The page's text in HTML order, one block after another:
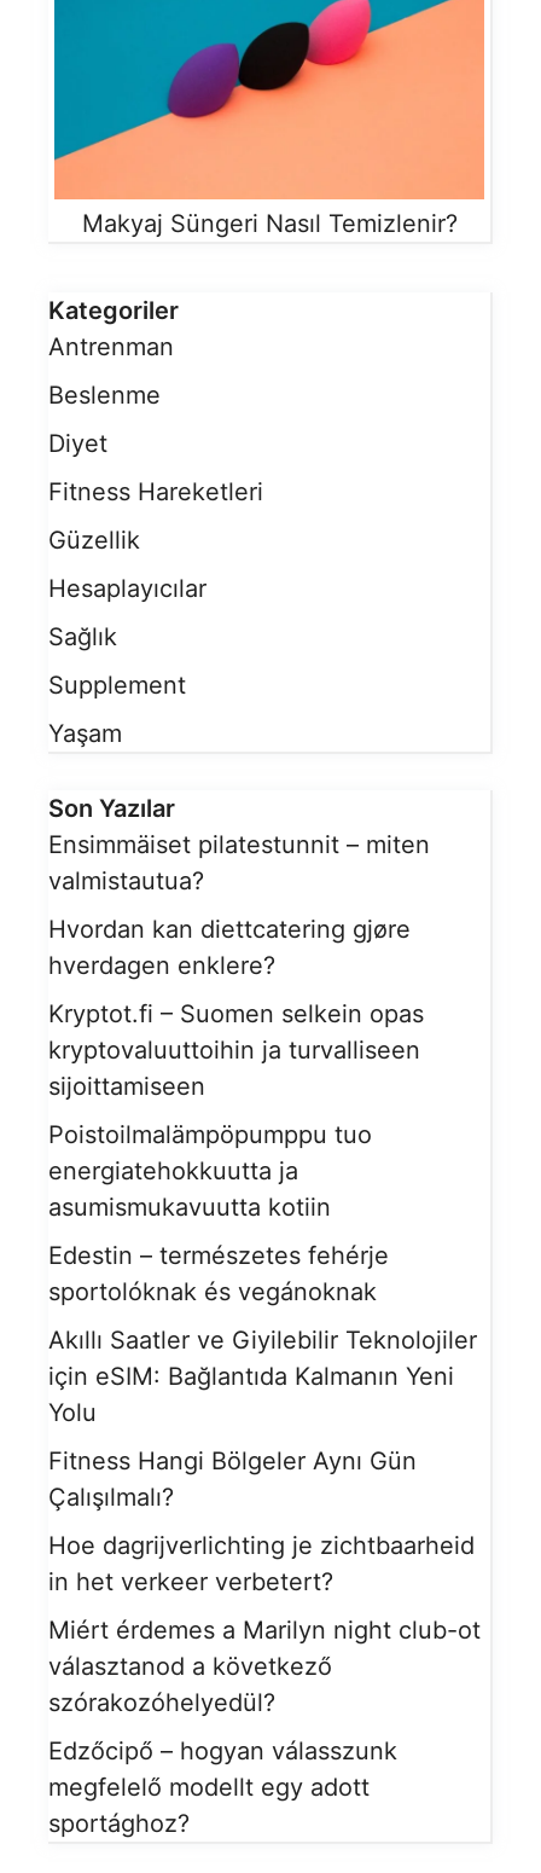
Makyaj Süngeri Nasıl Temizlenir?
Kategoriler
Antrenman
Beslenme
Diyet
Fitness Hareketleri
Güzellik
Hesaplayıcılar
Sağlık
Supplement
Yaşam
Son Yazılar
Ensimmäiset pilatestunnit – miten
valmistautua?
Hvordan kan diettcatering gjøre
hverdagen enklere?
Kryptot.fi – Suomen selkein opas
kryptovaluuttoihin ja turvalliseen
sijoittamiseen
Poistoilmalämpöpumppu tuo
energiatehokkuutta ja
asumismukavuutta kotiin
Edestin – természetes fehérje
sportolóknak és vegánoknak
Akıllı Saatler ve Giyilebilir Teknolojiler
için eSIM: Bağlantıda Kalmanın Yeni
Yolu
Fitness Hangi Bölgeler Aynı Gün
Çalışılmalı?
Hoe dagrijverlichting je zichtbaarheid
in het verkeer verbetert?
Miért érdemes a Marilyn night club-ot
választanod a következő
szórakozóhelyedül?
Edzőcipő – hogyan válasszunk
megfelelő modellt egy adott
sportághoz?